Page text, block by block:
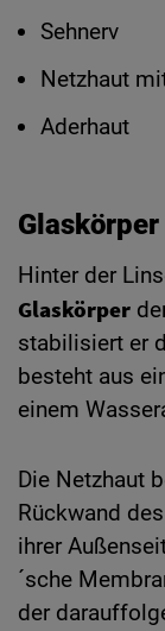
Sehnerv
Netzhaut
Aderhaut
Hinter der
Glaskörper
stabilisiert er
besteht aus
einem
Die Netzhaut
Rückwand
ihrer
´sche
der